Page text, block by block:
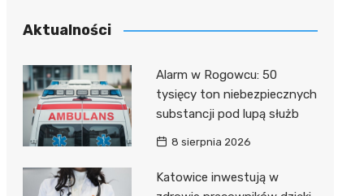
Urząd miasta
Aktualności
Alarm w Rogowcu: 50
tysięcy ton niebezpiecznych
substancji pod lupą służb
8 sierpnia 2026
Katowice inwestują w